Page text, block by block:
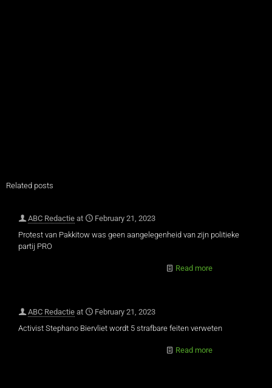
Related posts
ABC Redactie at
February 21, 2023
Protest van Pakkitow was geen aangelegenheid van zijn politieke
partij PRO
Read more
ABC Redactie at
February 21, 2023
Activist Stephano Biervliet wordt 5 strafbare feiten verweten
Read more